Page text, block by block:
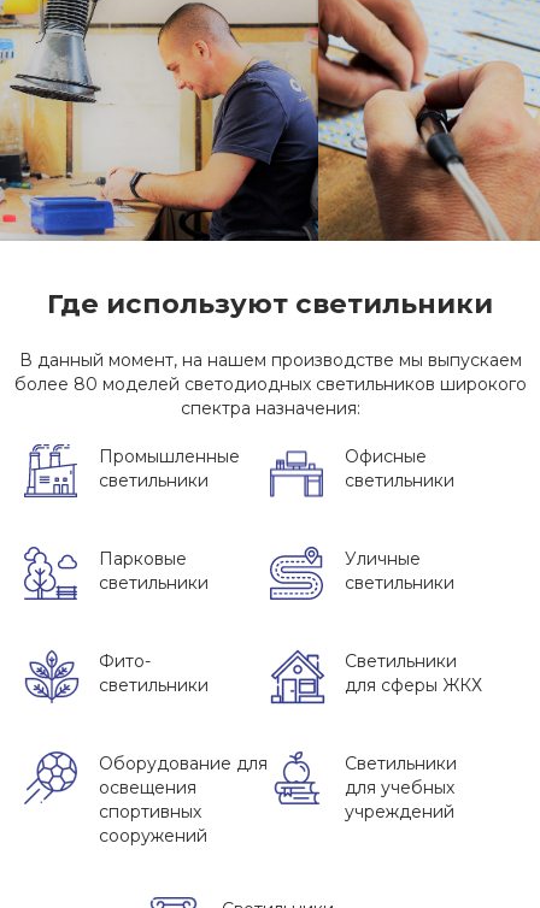
Где используют светильники
В данный момент, на нашем производстве мы выпускаем
более 80 моделей светодиодных светильников широкого
спектра назначения:
Промышленные
светильники
Офисные
светильники
Парковые
светильники
Уличные
светильники
Фито-
светильники
Светильники
для сферы ЖКХ
Оборудование для
освещения
спортивных
сооружений
Светильники
для учебных
учреждений